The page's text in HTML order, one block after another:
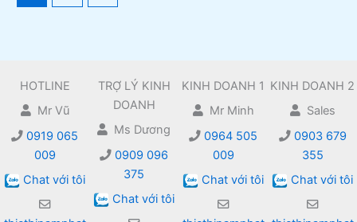
HOTLINE
Mr Vũ
0919 065
009
Chat với tôi
TRỢ LÝ KINH
DOANH
Ms Dương
0909 096
375
Chat với tôi
KINH DOANH 1
Mr Minh
0964 505
009
Chat với tôi
KINH DOANH 2
Sales
0903 679
355
Chat với tôi